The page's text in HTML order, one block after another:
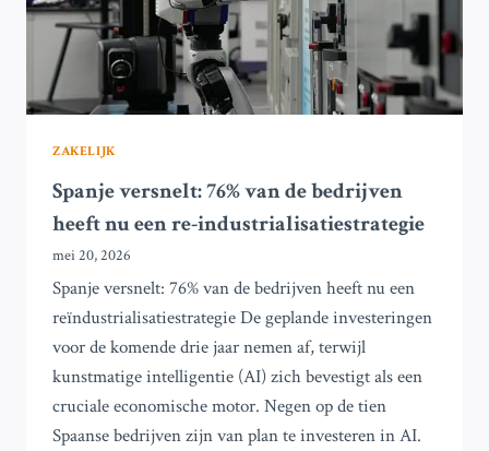
DE
MUNT
IN
PARIJS
ZAKELIJK
Spanje versnelt: 76% van de bedrijven
heeft nu een re-industrialisatiestrategie
mei 20, 2026
Spanje versnelt: 76% van de bedrijven heeft nu een
reïndustrialisatiestrategie De geplande investeringen
voor de komende drie jaar nemen af, terwijl
kunstmatige intelligentie (AI) zich bevestigt als een
cruciale economische motor. Negen op de tien
Spaanse bedrijven zijn van plan te investeren in AI.